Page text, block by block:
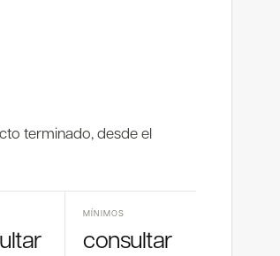
terminado, desde el
MÍNIMOS
consultar